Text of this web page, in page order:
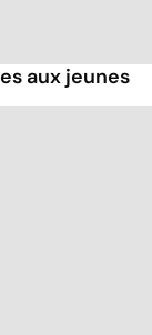
aux jeunes